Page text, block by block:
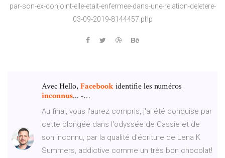
par-son-ex-conjoint-elle-etait-enfermee-dans-une-relation-deletere-
03-09-2019-8144457.php
Avec Hello, Facebookidentifie les numéros
inconnus... -…
Au final, vous l'aurez compris, j'ai été conquise par
cette plongée dans l'odyssée de Cassie et de
son inconnu, par la qualité d'écriture de Lena K
Summers, addictive comme un très bon chocolat!